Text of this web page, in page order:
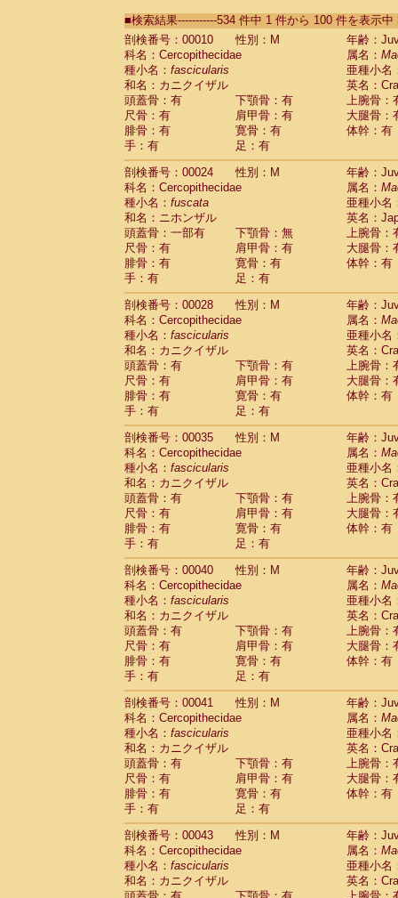
CebidaeSaguinus labiatus(0)
Cebidae Saguinus leucopus (4)
CebidaeSaguinus midas
CebidaeSaguinus mystax
CebidaeSaguinus nigricollis (13)
Cebidae Saguinus oedipus
Cebidae Saguinus weddelli
Cebidae Saguinusspp.
Cebidae Aotus trivirgatus
Cebidae Cebus albifrons
CebidaeCebus apella
Cebidae
CebidaeCebus nigrivittatus
Cebidae Cebusspp.(0)
Cebidae Saimiri boliviensis
Cebidae Saimiri sciureus
Atelidae Alouatta caraya
AtelidaeAlouatta fusca
AtelidaeAlouatta seniculus
AtelidaeAlouatta
AtelidaeAteles belzebuth
Atelidae Ateles geoffroyi
Atelidae Ateles paniscus
Atelidae Atelesspp.
Atelidae Lagothrix lagothricha
AtelidaeLagothrix lagothricha cana(0)
Pitheciidae
Cacajao calvus
PitheciidaeCallicebus cupreus(0)
Pitheciidae Callicebus donacophilus(0)
Pitheciidae Callicebus moloch(0)
Pitheciidae Callicebus torquatus(0)
Pitheciidae Callicebus
Pitheciidae Chiropotes satanas
Pitheciidae Pithecia monachus
Pitheciidae Pithecia pithecia (0)
Cercopithecidae Cercocebus agilis (0)
Cercopithecidae
Cercocebus
Cercopithecidae
Cercocebus
CercopithecidaeCercocebus
CercopithecidaeCercocebus
CercopithecidaeCercocebus hybrid(0)
CercopithecidaeCercocebus
CercopithecidaeLophocebus
Cercopithecidae
(0)
Cercopithecidae Papio cynocephalus
Cercopithecidae Papio hamadryas(0)
CercopithecidaePapio papio
CercopithecidaePapio
CercopithecidaeMandrillus
CercopithecidaeMandrillus sphinx
CercopithecidaeTheropithecus
CercopithecidaeMacaca arctoides(1)
Cercopithecidae Macaca assamensis
Cercopithecidae
Macaca
CercopithecidaeMacaca cyclopis (6)
■検索結果-----------534 件中 1 件から 100 件を表示
剖検番号：00010
性別：M
年齢：
科名：Cercopithecidae
属名：
種小名： fascicularis
亜種小名
和名：カニクイザル
英名：
頭蓋骨：有
下顎骨：有
上腕骨：
尺骨：有
肩甲骨：有
大腿骨：
腓骨：有
寛骨：有
体幹：有
手：有
足：有
剖検番号：00024
性別：M
年齢：
科名：Cercopithecidae
属名：
種小名： fuscata
亜種小名
和名：ニホンザル
英名：
頭蓋骨：一部有
下顎骨：無
上腕骨：
尺骨：有
肩甲骨：有
大腿骨：
腓骨：有
寛骨：有
体幹：有
手：有
足：有
剖検番号：00028
性別：M
年齢：
科名：Cercopithecidae
属名：
種小名： fascicularis
亜種小名
和名：カニクイザル
英名：
頭蓋骨：有
下顎骨：有
上腕骨：
尺骨：有
肩甲骨：有
大腿骨：
腓骨：有
寛骨：有
体幹：有
手：有
足：有
剖検番号：00035
性別：M
年齢：
科名：Cercopithecidae
属名：
種小名： fascicularis
亜種小名
和名：カニクイザル
英名：
頭蓋骨：有
下顎骨：有
上腕骨：
尺骨：有
肩甲骨：有
大腿骨：
腓骨：有
寛骨：有
体幹：有
手：有
足：有
剖検番号：00040
性別：M
年齢：
科名：Cercopithecidae
属名：
種小名： fascicularis
亜種小名
和名：カニクイザル
英名：
頭蓋骨：有
下顎骨：有
上腕骨：
尺骨：有
肩甲骨：有
大腿骨：
腓骨：有
寛骨：有
体幹：有
手：有
足：有
剖検番号：00041
性別：M
年齢：
科名：Cercopithecidae
属名：
種小名： fascicularis
亜種小名
和名：カニクイザル
英名：
頭蓋骨：有
下顎骨：有
上腕骨：
尺骨：有
肩甲骨：有
大腿骨：
腓骨：有
寛骨：有
体幹：有
手：有
足：有
剖検番号：00043
性別：M
年齢：
科名：Cercopithecidae
属名：
種小名： fascicularis
亜種小名
和名：カニクイザル
英名：